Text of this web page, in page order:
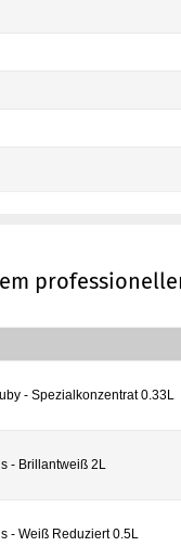
- Spezialkonzentrat 0.33L
- Brillantweiß 2L
- Weiß Reduziert 0.5L